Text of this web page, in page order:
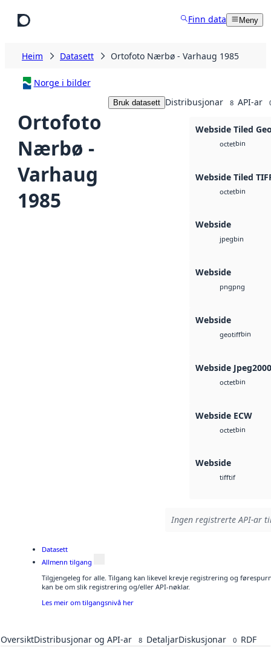
Finn data Meny
Heim Datasett Ortofoto Nærbø - Varhaug 1985
Norge i bilder
Ortofoto
Nærbø -
Varhaug
1985
Bruk datasett Distribusjonar 8 API-ar
Webside Tiled
octetbin
Webside Tiled
octetbin
Webside
jpegbin
Webside
pngpng
Webside
geotiffbin
Webside Jpeg2000
octetbin
Webside ECW
octetbin
Webside
tifftif
Ingen registrerte API-ar
Datasett
Allmenn tilgang
Tilgjengeleg for alle. Tilgang kan likevel krevje registrering og
kan be om slik registrering og/eller API-nøklar.
Les meir om tilgangsnivå her
OversiktDistribusjonar og API-ar 8 DetaljarDiskusjonar 0 RDF